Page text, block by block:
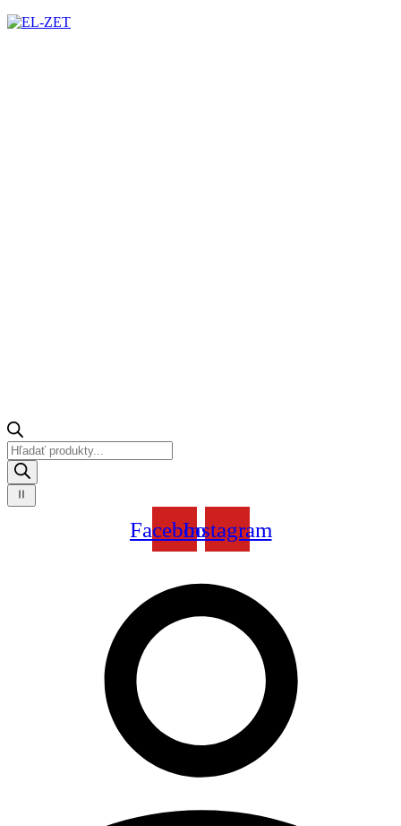
Products
search
FacebookInstagram